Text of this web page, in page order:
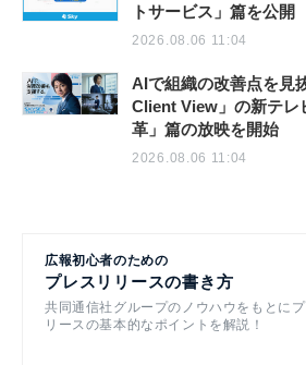
トサービス」篇を公開
2026.08.06 11:04
AIで組織の改善点を見
Client View」の新テレ
革」篇の放映を開始
2026.08.06 11:04
広報初心者のための
プレスリリースの書き方
共同通信社グループのノウハウをもとにプ
リースの基本的なポイントを解説！